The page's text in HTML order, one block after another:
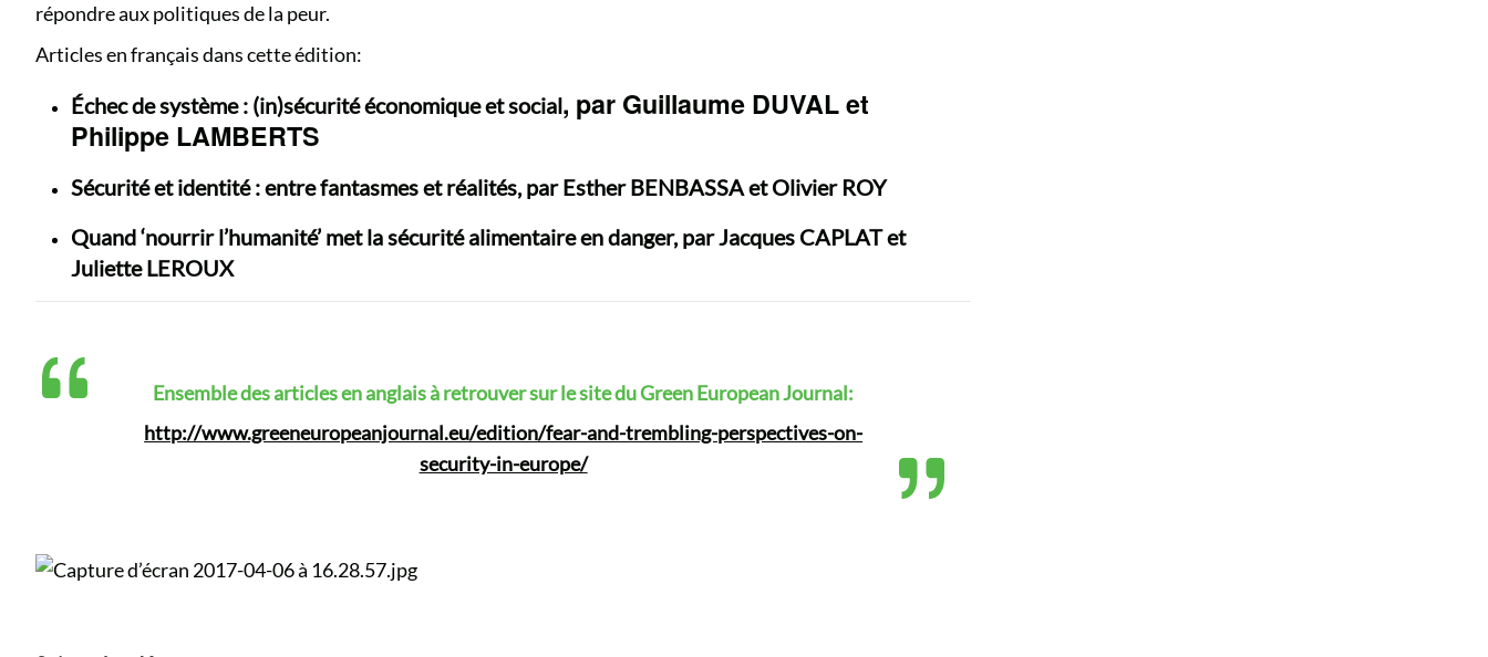
répondre aux politiques de la peur.
Articles en français dans cette édition:
Échec de système : (in)sécurité économique et social, par Guillaume DUVAL et
Philippe LAMBERTS
Sécurité et identité : entre fantasmes et réalités, par Esther BENBASSA et Olivier ROY
Quand ‘nourrir l’humanité’ met la sécurité alimentaire en danger,par Jacques CAPLAT et
Juliette LEROUX
Ensemble des articles en anglais à retrouver sur le site du Green European Journal:
http://www.greeneuropeanjournal.eu/edition/fear-and-trembling-perspectives-on-
security-in-europe/